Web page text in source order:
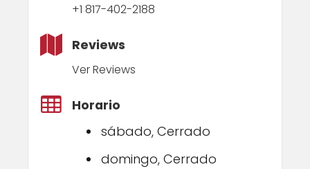
+1 817-402-2188
Reviews
Ver Reviews
Horario
sábado, Cerrado
domingo, Cerrado